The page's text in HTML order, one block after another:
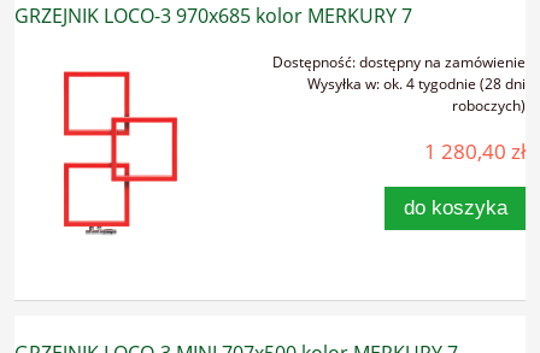
GRZEJNIK LOCO-3 970x685 kolor MERKURY 7
Dostępność:dostępny na zamówienie
Wysyłka w:ok. 4 tygodnie (28 dni
roboczych)
1 280,40 zł
do koszyka